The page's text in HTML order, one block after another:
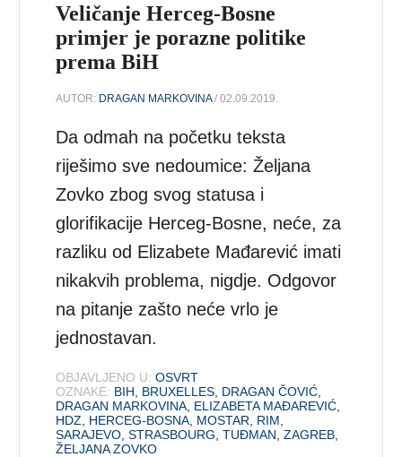
Veličanje Herceg-Bosne
primjer je porazne politike
prema BiH
AUTOR: DRAGAN MARKOVINA/ 02.09.2019.
Da odmah na početku teksta
riješimo sve nedoumice: Željana
Zovko zbog svog statusa i
glorifikacije Herceg-Bosne, neće, za
razliku od Elizabete Mađarević imati
nikakvih problema, nigdje. Odgovor
na pitanje zašto neće vrlo je
jednostavan.
OBJAVLJENO U: OSVRT
OZNAKE: BIH BRUXELLES DRAGAN ČOVIĆ
DRAGAN MARKOVINA ELIZABETA MAĐAREVIĆ
HDZ
HERCEG-BOSNA MOSTAR RIM
SARAJEVO ,STRASBOURG ,TUĐMAN ,ZAGREB
ŽELJANA ZOVKO